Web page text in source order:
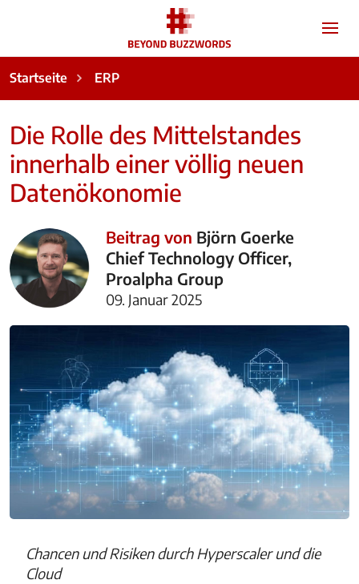
Startseite ERP
Die Rolle des Mittelstandes
innerhalb einer völlig neuen
Datenökonomie
Beitrag von Björn Goerke
Chief Technology Officer,
Proalpha Group
09. Januar 2025
Chancen und Risiken durch Hyperscaler und die
Cloud